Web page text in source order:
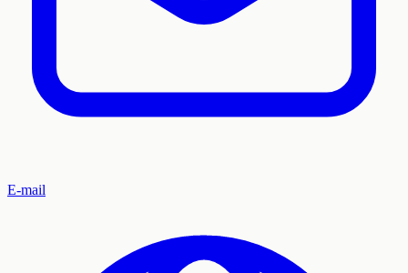
E-mail